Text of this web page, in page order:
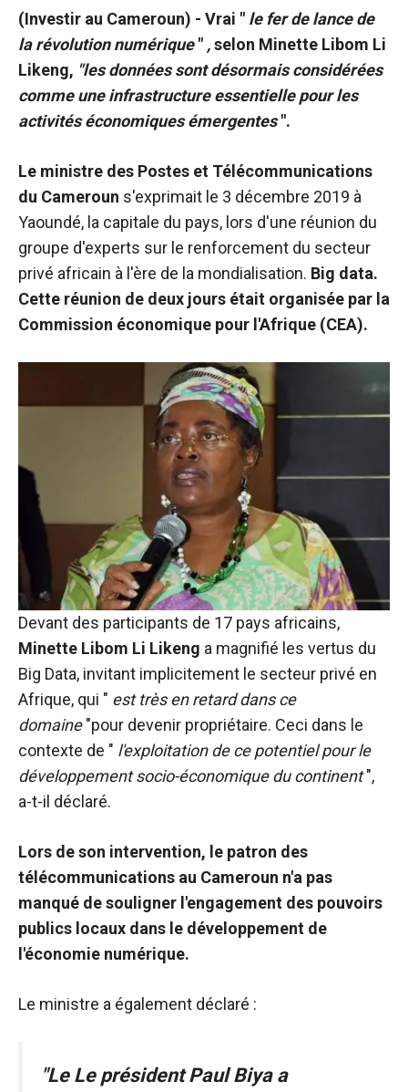
(Investir au Cameroun) - Vrai " le fer de lance de
la révolution numérique" ,selon Minette Libom Li
Likeng, "les données sont désormais considérées
comme une infrastructure essentielle pour les
activités économiques émergentes".
Le ministre des Postes et Télécommunications
du Cameroun s'exprimait le 3 décembre 2019 à
Yaoundé, la capitale du pays, lors d'une réunion du
groupe d'experts sur le renforcement du secteur
privé africain à l'ère de la mondialisation. Big data.
Cette réunion de deux jours était organisée par la
Commission économique pour l'Afrique (CEA).
Devant des participants de 17 pays africains,
Minette Libom Li Likeng a magnifié les vertus du
Big Data, invitant implicitement le secteur privé en
Afrique, qui " est très en retard dans ce
domaine"pour devenir propriétaire. Ceci dans le
contexte de " l'exploitation de ce potentiel pour le
développement socio-économique du continent",
a-t-il déclaré.
Lors de son intervention, le patron des
télécommunications au Cameroun n'a pas
manqué de souligner l'engagement des pouvoirs
publics locaux dans le développement de
l'économie numérique.
Le ministre a également déclaré :
"Le Le président Paul Biya a
Nécessaire
Ces cookies ne
sont pas
facultatifs. Ils
nécessaires au
fonctionnement
Statistiques
Afin
d'améliorer la
fonctionnalité
et la structure
du site web,
en fonction
dont le site
site web
fonctionne au
mieux pendant
votre visite. Si
vous refusez
ces cookies,
certaines
fonctionnalités
disparaîtront
du site web.
Marketing
En partageant
vos intérêts et
votre
comportement
site, vous
augmentez
de voir des
contenus et
des offres